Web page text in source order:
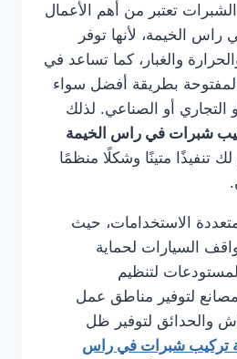
تعتبر من أهم الأعمال
راس الخيمة، لأنها توفر
والغبار، كما تساعد في
بطريقة أفضل سواء
التجاري أو الصناعي. لذلك
شبرات في راس الخيمة
تنفيذًا متينًا وشكلًا منظمًا
الاستخدامات، حيث
السيارات لحماية
لتنظيم
لتوفير مناطق عمل
والحدائق لتوفير ظل
تركيب شبرات في راس